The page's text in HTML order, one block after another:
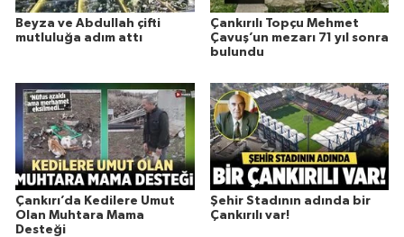
Beyza ve Abdullah çifti
mutluluğa adım attı
Çankırılı Topçu Mehmet
Çavuş’un mezarı 71 yıl sonra
bulundu
Çankırı’da Kedilere Umut
Olan Muhtara Mama
Desteği
Şehir Stadının adında bir
Çankırılı var!